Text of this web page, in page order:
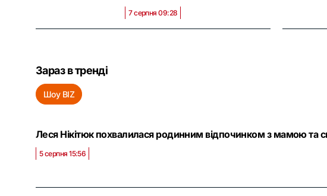
7 серпня 09:28
Зараз в тренді
Шоу BIZ
Леся Нікітюк похвалилася родинним відпочинком з мамою та
5 серпня 15:56